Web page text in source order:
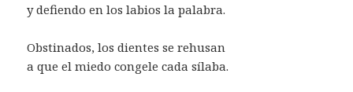
y defiendo en los labios la palabra.
Obstinados, los dientes se rehusan
a que el miedo congele cada sílaba.